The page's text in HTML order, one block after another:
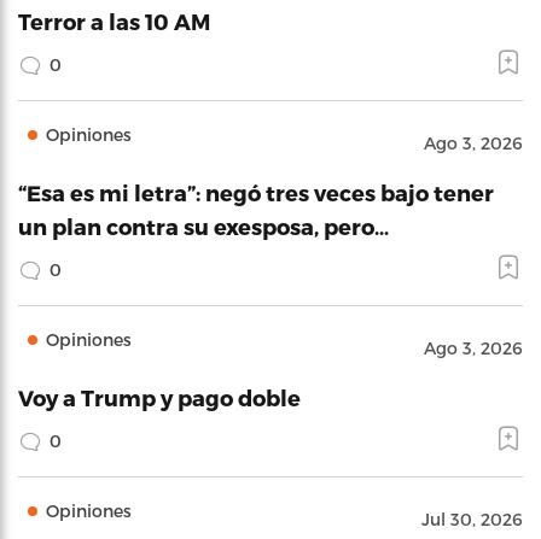
Terror a las 10 AM
0
Opiniones Ago 3, 2026
“Esa es mi letra”: negó tres veces bajo tener
un plan contra su exesposa, pero…
0
Opiniones Ago 3, 2026
Voy a Trump y pago doble
0
Opiniones Jul 30, 2026